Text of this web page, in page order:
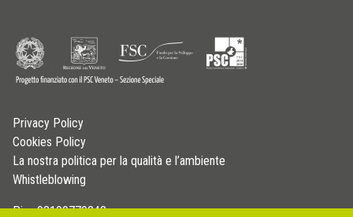
Privacy Policy
Cookies Policy
La nostra politica per la qualità e l’ambiente
Whistleblowing
P.iva 03109770242